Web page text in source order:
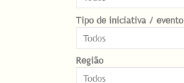
Tipo de iniciativa / evento
Região